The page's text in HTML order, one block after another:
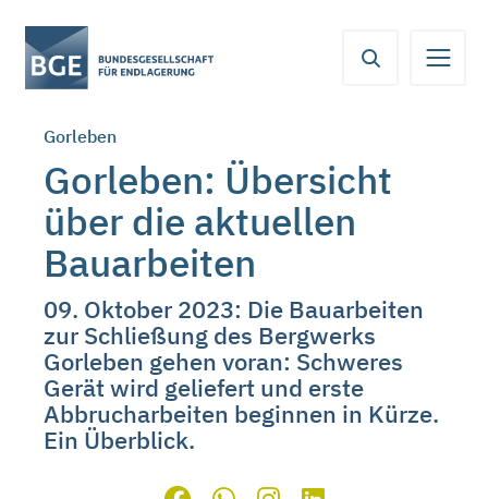
aus
folgenden
springen:
Inhaltsbereich
Navigation
Metamenü
Servicemenü
Gorleben
Gorleben: Übersicht
über die aktuellen
Bauarbeiten
09. Oktober 2023: Die Bauarbeiten
zur Schließung des Bergwerks
Gorleben gehen voran: Schweres
Gerät wird geliefert und erste
Abbrucharbeiten beginnen in Kürze.
Ein Überblick.